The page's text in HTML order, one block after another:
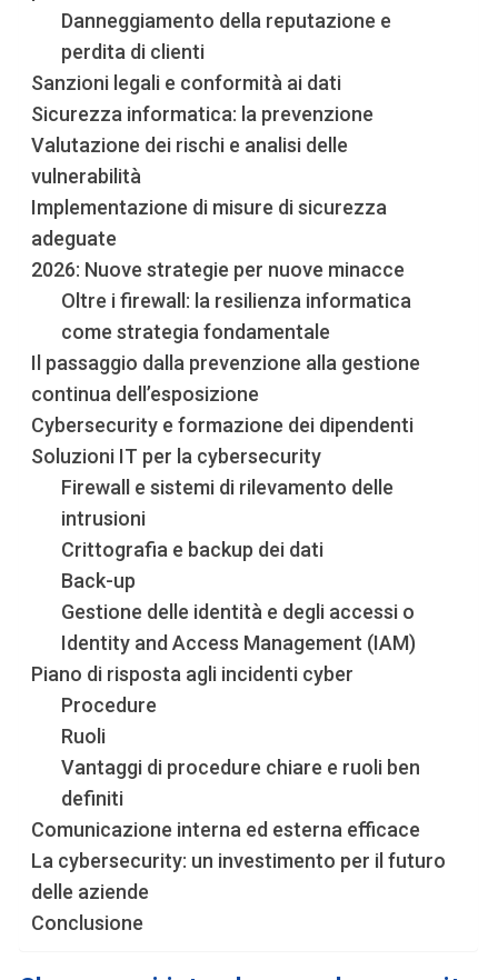
Danneggiamento della reputazione e
perdita di clienti
Sanzioni legali e conformità ai dati
Sicurezza informatica: la prevenzione
Valutazione dei rischi e analisi delle
vulnerabilità
Implementazione di misure di sicurezza
adeguate
2026: Nuove strategie per nuove minacce
Oltre i firewall: la resilienza informatica
come strategia fondamentale
Il passaggio dalla prevenzione alla gestione
continua dell’esposizione
Cybersecurity e formazione dei dipendenti
Soluzioni IT per la cybersecurity
Firewall e sistemi di rilevamento delle
intrusioni
Crittografia e backup dei dati
Back-up
Gestione delle identità e degli accessi o
Identity and Access Management (IAM)
Piano di risposta agli incidenti cyber
Procedure
Ruoli
Vantaggi di procedure chiare e ruoli ben
definiti
Comunicazione interna ed esterna efficace
La cybersecurity: un investimento per il futuro
delle aziende
Conclusione